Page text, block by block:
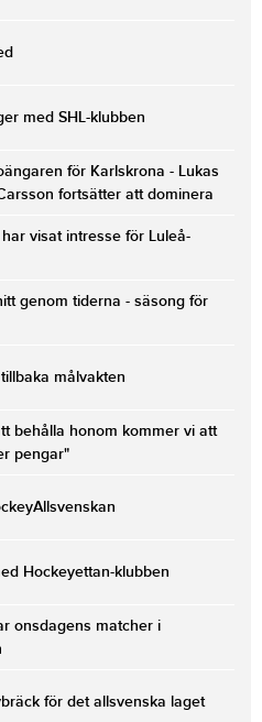
med SHL-klubben
för Karlskrona - Lukas
fortsätter att dominera
visat intresse för Luleå-
genom tiderna - säsong för
målvakten
behålla honom kommer vi att
pengar"
Hockeyettan-klubben
onsdagens matcher i
för det allsvenska laget